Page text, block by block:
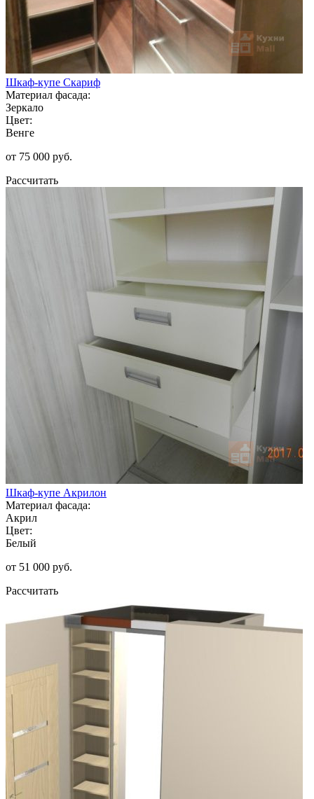
Шкаф-купе Скариф
Материал фасада:
Зеркало
Цвет:
Венге
от 75 000 руб.
Рассчитать
Шкаф-купе Акрилон
Материал фасада:
Акрил
Цвет:
Белый
от 51 000 руб.
Рассчитать